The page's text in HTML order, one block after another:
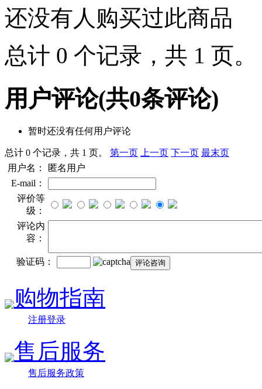
还没有人购买过此商品
总计 0 个记录，共 1 页。
用户评论(共0条评论)
暂时还没有任何用户评论
总计 0 个记录，共 1 页。 第一页 上一页 下一页 最末页
用户名：
匿名用户
E-mail：
评价等
级：
评论内
容：
验证码：
购物指南
注册登录
售后服务
售后服务政策